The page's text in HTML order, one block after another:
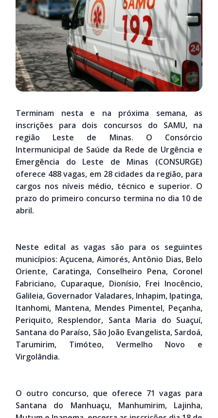
Terminam nesta e na próxima semana, as
inscrições para dois concursos do SAMU, na
região Leste de Minas. O Consórcio
Intermunicipal de Saúde da Rede de Urgência e
Emergência do Leste de Minas (CONSURGE)
oferece 488 vagas, em 28 cidades da região, para
cargos nos níveis médio, técnico e superior. O
prazo do primeiro concurso termina no dia 10 de
abril.
Neste edital as vagas são para os seguintes
municípios: Açucena, Aimorés, Antônio Dias, Belo
Oriente, Caratinga, Conselheiro Pena, Coronel
Fabriciano, Cuparaque, Dionísio, Frei Inocêncio,
Galileia, Governador Valadares, Inhapim, Ipatinga,
Itanhomi, Mantena, Mendes Pimentel, Peçanha,
Periquito, Resplendor, Santa Maria do Suaçuí,
Santana do Paraíso, São João Evangelista, Sardoá,
Tarumirim, Timóteo, Vermelho Novo e
Virgolândia.
O outro concurso, que oferece 71 vagas para
Santana do Manhuaçu, Manhumirim, Lajinha,